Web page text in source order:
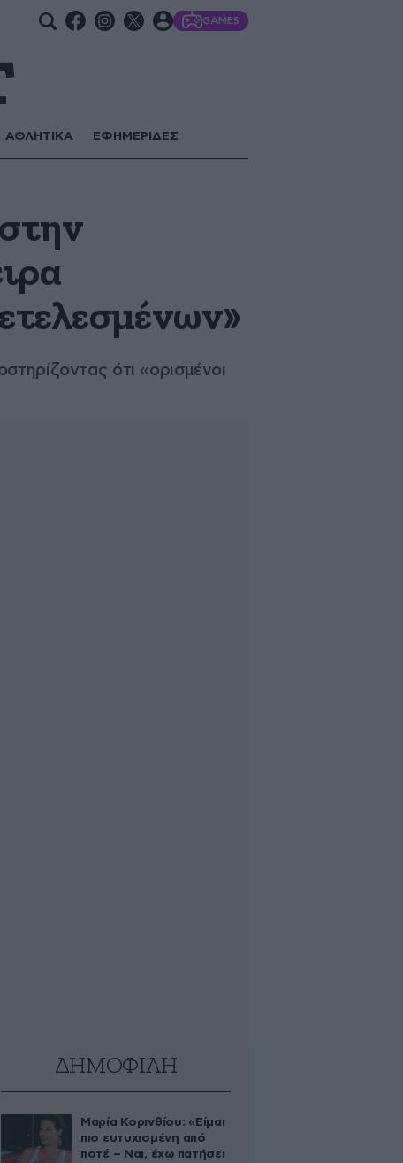
GAMES
ΑΘΛΗΤΙΚΑ ΕΦΗΜΕΡΙΔΕΣ
ότι «ορισμένοι
ΔΗΜΟΦΙΛΗ
Μαρία Κορινθίου: «Είμαι
πιο ευτυχισμένη από
ποτέ – Ναι, έχω πατήσει